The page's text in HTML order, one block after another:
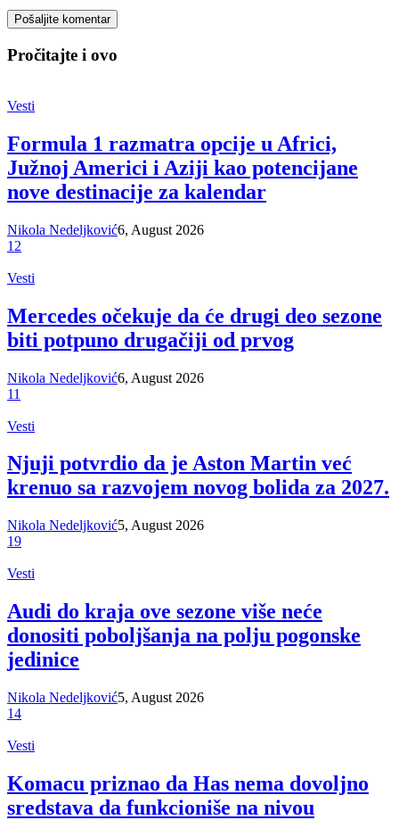
Pročitajte i ovo
Vesti
Formula 1 razmatra opcije u Africi,
Južnoj Americi i Aziji kao potencijane
nove destinacije za kalendar
Nikola Nedeljković6, August 2026
12
Vesti
Mercedes očekuje da će drugi deo sezone
biti potpuno drugačiji od prvog
Nikola Nedeljković6, August 2026
11
Vesti
Njuji potvrdio da je Aston Martin već
krenuo sa razvojem novog bolida za 2027.
Nikola Nedeljković5, August 2026
19
Vesti
Audi do kraja ove sezone više neće
donositi poboljšanja na polju pogonske
jedinice
Nikola Nedeljković5, August 2026
14
Vesti
Komacu priznao da Has nema dovoljno
sredstava da funkcioniše na nivou